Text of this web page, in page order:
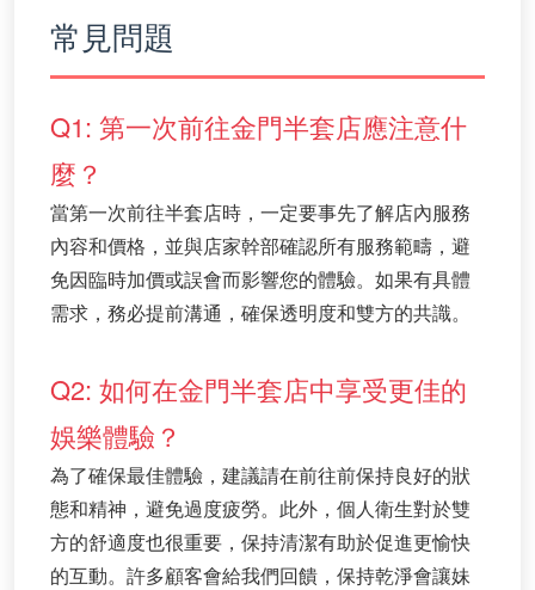
常見問題
Q1: 第一次前往金門半套店應注意什
麼？
當第一次前往半套店時，一定要事先了解店內服務
內容和價格，並與店家幹部確認所有服務範疇，避
免因臨時加價或誤會而影響您的體驗。如果有具體
需求，務必提前溝通，確保透明度和雙方的共識。
Q2: 如何在金門半套店中享受更佳的
娛樂體驗？
為了確保最佳體驗，建議請在前往前保持良好的狀
態和精神，避免過度疲勞。此外，個人衛生對於雙
方的舒適度也很重要，保持清潔有助於促進更愉快
的互動。許多顧客會給我們回饋，保持乾淨會讓妹